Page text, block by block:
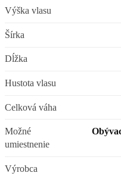
Výška vlasu
Šírka
Dĺžka
Hustota vlasu
Celková váha
Možné
umiestnenie
Výrobca